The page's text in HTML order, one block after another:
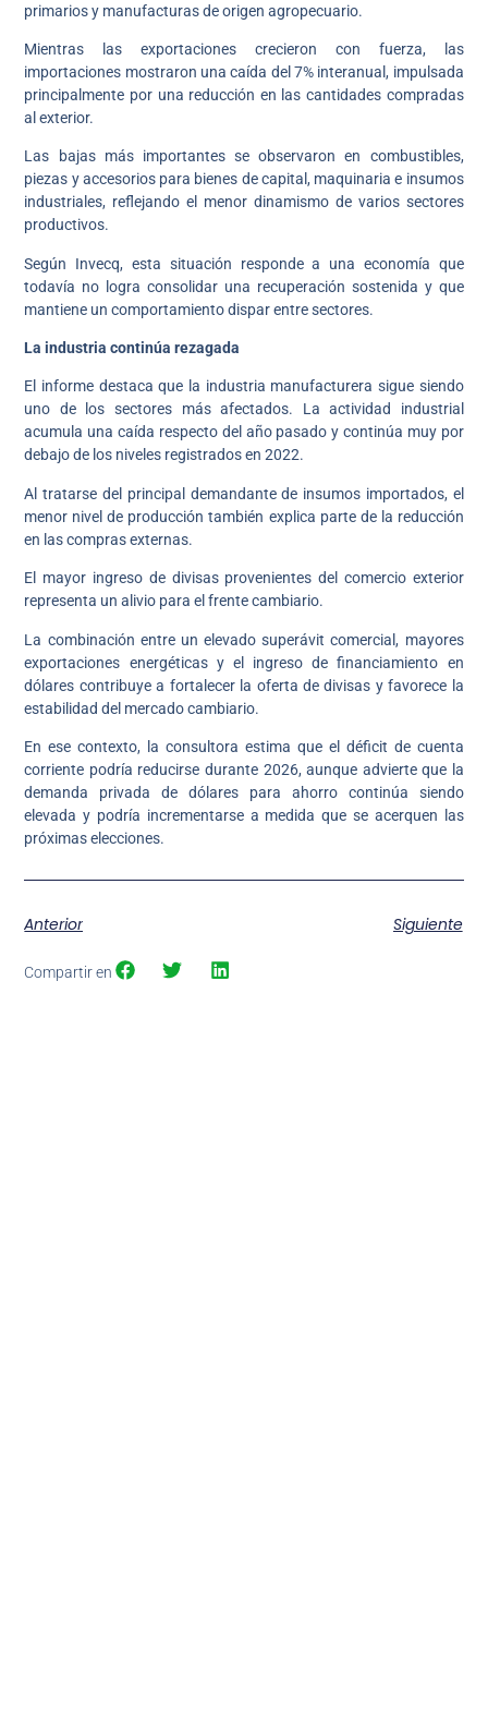
primarios y manufacturas de origen agropecuario.
Mientras las exportaciones crecieron con fuerza, las
importaciones mostraron una caída del 7% interanual, impulsada
principalmente por una reducción en las cantidades compradas
al exterior.
Las bajas más importantes se observaron en combustibles,
piezas y accesorios para bienes de capital, maquinaria e insumos
industriales, reflejando el menor dinamismo de varios sectores
productivos.
Según Invecq, esta situación responde a una economía que
todavía no logra consolidar una recuperación sostenida y que
mantiene un comportamiento dispar entre sectores.
La industria continúa rezagada
El informe destaca que la industria manufacturera sigue siendo
uno de los sectores más afectados. La actividad industrial
acumula una caída respecto del año pasado y continúa muy por
debajo de los niveles registrados en 2022.
Al tratarse del principal demandante de insumos importados, el
menor nivel de producción también explica parte de la reducción
en las compras externas.
El mayor ingreso de divisas provenientes del comercio exterior
representa un alivio para el frente cambiario.
La combinación entre un elevado superávit comercial, mayores
exportaciones energéticas y el ingreso de financiamiento en
dólares contribuye a fortalecer la oferta de divisas y favorece la
estabilidad del mercado cambiario.
En ese contexto, la consultora estima que el déficit de cuenta
corriente podría reducirse durante 2026, aunque advierte que la
demanda privada de dólares para ahorro continúa siendo
elevada y podría incrementarse a medida que se acerquen las
próximas elecciones.
Anterior Siguiente
Compartir en